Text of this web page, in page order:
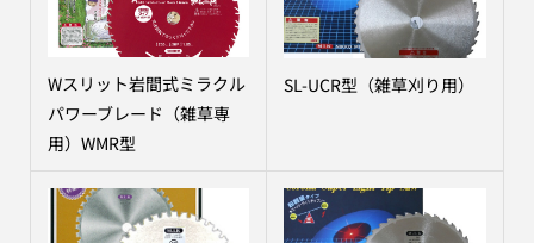
Wスリット岩間式ミラクル
パワーブレード（雑草専
用）WMR型
SL-UCR型（雑草刈り用）